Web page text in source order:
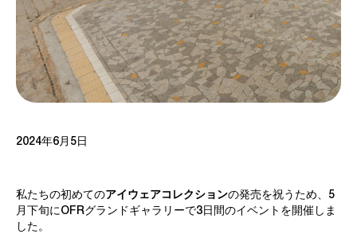
2024年6月5日
私たちの初めてのアイウェアコレクションの発売を祝うため、5
月下旬にOFRグランドギャラリーで3日間のイベントを開催しま
した。